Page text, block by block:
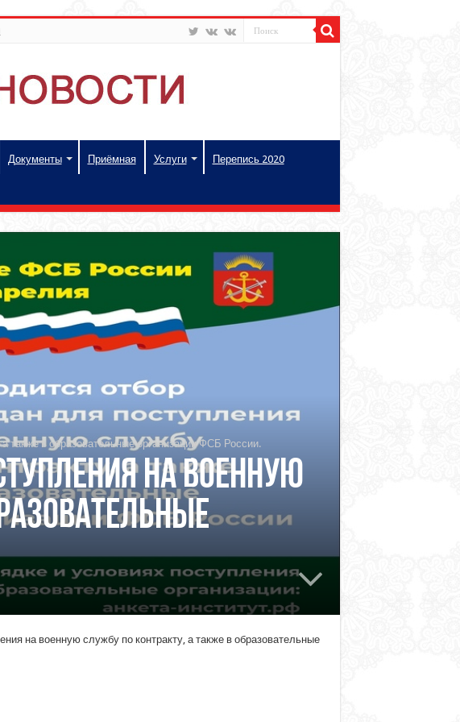
Документы Приёмная Услуги Перепись 2020
также в образовательные организации ФСБ России.
на военную
на военную службу по контракту, а также в образовательные